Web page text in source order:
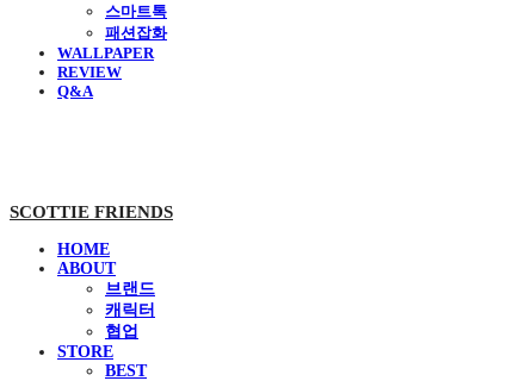
스마트톡
패션잡화
WALLPAPER
REVIEW
Q&A
SCOTTIE FRIENDS
HOME
ABOUT
브랜드
캐릭터
협업
STORE
BEST